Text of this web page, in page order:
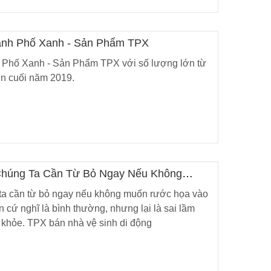
Phố Xanh - Sản Phẩm TPX
Xanh - Sản Phẩm TPX với số lượng lớn từ
cuối năm 2019.
Ta Cần Từ Bỏ Ngay Nếu Không
cần từ bỏ ngay nếu không muốn rước họa vào
cứ nghĩ là bình thường, nhưng lại là sai lầm
TPX bán nhà vệ sinh di động
Giá
Mọi
-20%
Di
UY TÍN